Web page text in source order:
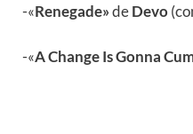
-«Renegade»deDevo
-«A Change Is Gonna